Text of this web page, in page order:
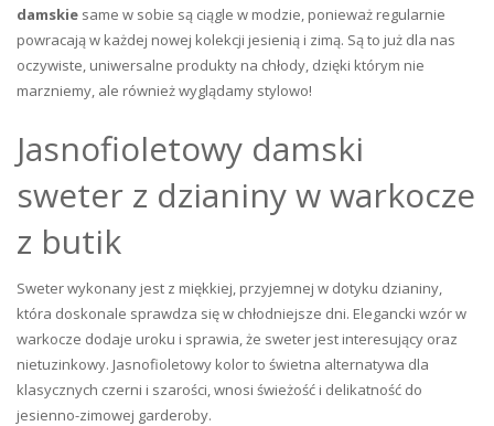
damskie same w sobie są ciągle w modzie, ponieważ regularnie
powracają w każdej nowej kolekcji jesienią i zimą. Są to już dla nas
oczywiste, uniwersalne produkty na chłody, dzięki którym nie
marzniemy, ale również wyglądamy stylowo!
Jasnofioletowy damski
sweter z dzianiny w warkocze
z butik
Sweter wykonany jest z miękkiej, przyjemnej w dotyku dzianiny,
która doskonale sprawdza się w chłodniejsze dni. Elegancki wzór w
warkocze dodaje uroku i sprawia, że sweter jest interesujący oraz
nietuzinkowy. Jasnofioletowy kolor to świetna alternatywa dla
klasycznych czerni i szarości, wnosi świeżość i delikatność do
jesienno-zimowej garderoby.